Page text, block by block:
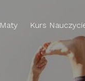
Maty Kurs